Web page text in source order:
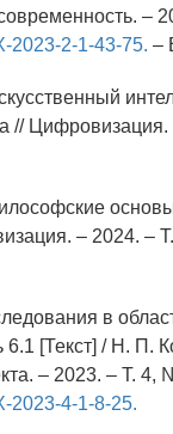
–
2023-2-1-43-75. –
//
– 2024. –
в
6.1 [Текст] / Н.
– 2023. – Т.
2023-4-1-8-25.